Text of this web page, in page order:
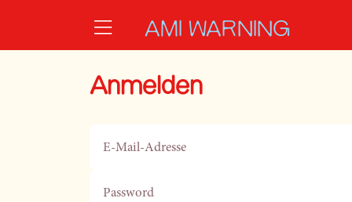
AMI WARNING
Anmelden
E-Mail-Adresse
Password